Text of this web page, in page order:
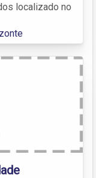
localizado no